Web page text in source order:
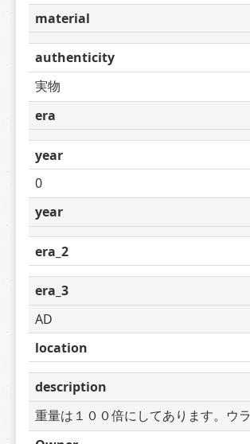
material
authenticity
実物
era
year
0
year
era_2
era_3
AD
location
description
重量は１００倍にしてあります。ウラ